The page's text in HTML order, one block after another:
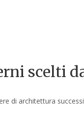
scelti
di architettura